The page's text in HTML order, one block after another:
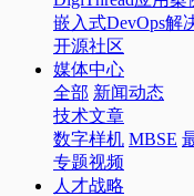
嵌入式DevOps解
开源社区
媒体中心
全部 新闻动态
技术文章
数字样机 MBSE
专题视频
人才战略